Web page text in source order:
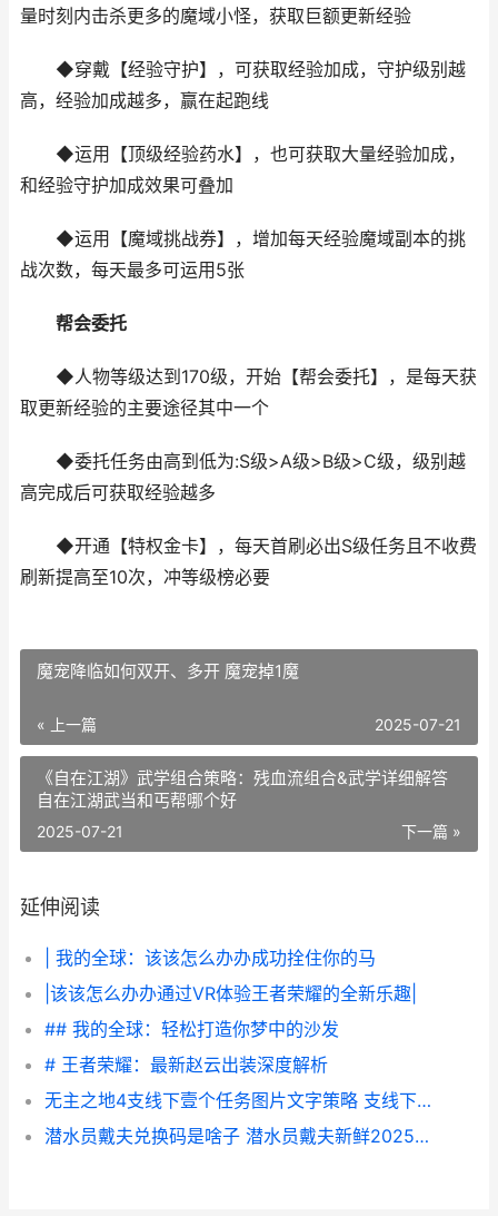
量时刻内击杀更多的魔域小怪，获取巨额更新经验
◆穿戴【经验守护】，可获取经验加成，守护级别越
高，经验加成越多，赢在起跑线
◆运用【顶级经验药水】，也可获取大量经验加成，
和经验守护加成效果可叠加
◆运用【魔域挑战券】，增加每天经验魔域副本的挑
战次数，每天最多可运用5张
帮会委托
◆人物等级达到170级，开始【帮会委托】，是每天获
取更新经验的主要途径其中一个
◆委托任务由高到低为:S级>A级>B级>C级，级别越
高完成后可获取经验越多
◆开通【特权金卡】，每天首刷必出S级任务且不收费
刷新提高至10次，冲等级榜必要
魔宠降临如何双开、多开 魔宠掉1魔
« 上一篇 2025-07-21
《自在江湖》武学组合策略：残血流组合&武学详细解答
自在江湖武当和丐帮哪个好
下一篇 »
2025-07-21
延伸阅读
| 我的全球：该该怎么办办成功拴住你的马
|该该怎么办办通过VR体验王者荣耀的全新乐趣|
## 我的全球：轻松打造你梦中的沙发
# 王者荣耀：最新赵云出装深度解析
无主之地4支线下壹个任务图片文字策略 支线下壹个任务如何做 无主之地4支线任务
潜水员戴夫兑换码是啥子 潜水员戴夫新鲜2025兑换码同享 潜水员戴夫兑换吗